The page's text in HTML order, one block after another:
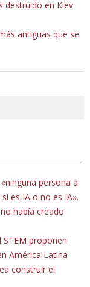
destruido en Kiev
antiguas que se
persona a
es IA o no es IA».
había creado
STEM proponen
América Latina
construir el